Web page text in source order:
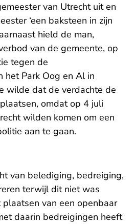
van Utrecht uit en
‘een baksteen in zijn
hield de man,
van de gemeente, op
tegen de
het Park Oog en Al in
wilde dat de verdachte de
omdat op 4 juli
wilden komen om een
aan te gaan.
van belediging, bedreiging,
terwijl dit niet was
van een openbaar
daarin bedreigingen heeft